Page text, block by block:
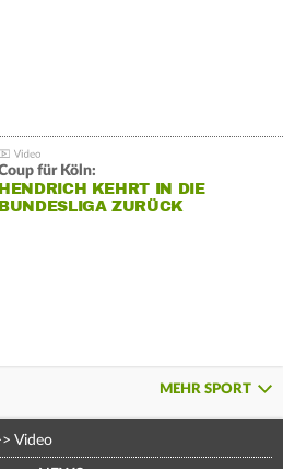
für Köln:
HENDRICH KEHRT IN DIE
BUNDESLIGA ZURÜCK
MEHR SPORT
Video